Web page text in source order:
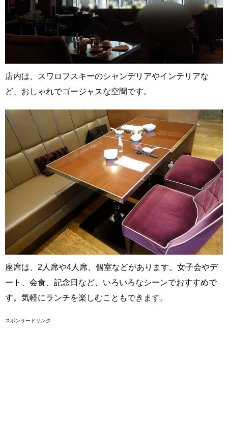
店内は、スワロフスキーのシャンデリアやインテリアな
ど、おしゃれでゴージャスな空間です。
座席は、2人席や4人席、個室などがあります。女子会やデ
ート、会食、記念日など、いろいろなシーンでおすすめで
す。気軽にランチを楽しむこともできます。
スポンサードリンク